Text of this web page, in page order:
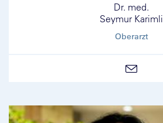
Dr. med.
Seymur Karimli
Oberarzt